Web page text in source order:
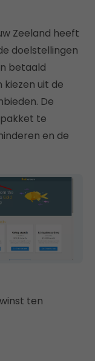
Zeeland heeft
doelstellingen
betaald
uit de
De
te
en de
ten